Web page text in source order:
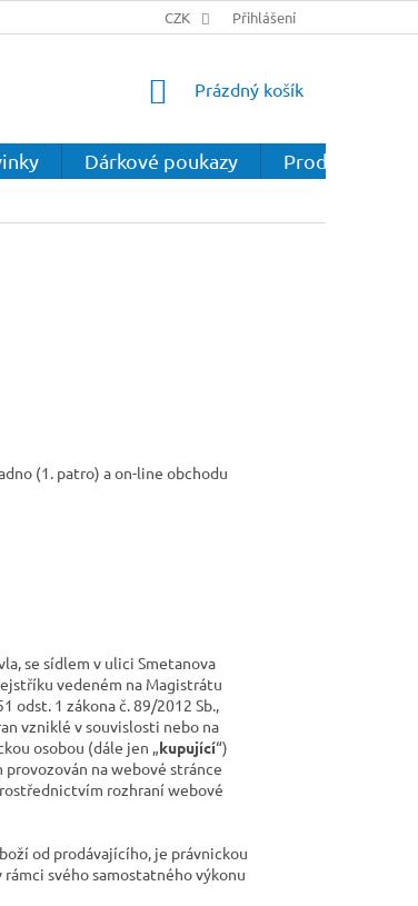
CZK Přihlášení
NÁKUPNÍ
Prázdný košík
Dárkové poukazy Prodejna
(1. patro) a on-line obchodu
se sídlem v ulici Smetanova
vedeném na Magistrátu
odst. 1 zákona č. 89/2012 Sb.,
vzniklé v souvislosti nebo na
osobou (dále jen „kupující“)
na webové stránce
rozhraní webové
od prodávajícího, je právnickou
svého samostatného výkonu